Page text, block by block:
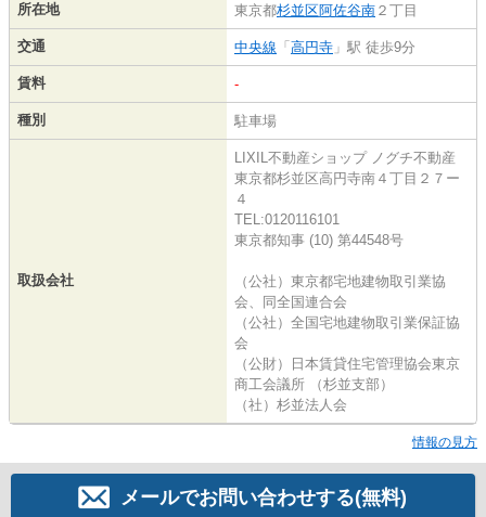
所在地 東京都杉並区阿佐谷南 ２丁目
交通 中央線 「 高円寺 」駅 徒歩9分
賃料 -
種別 駐車場
取扱会社
LIXIL不動産ショップ ノグチ不動産
東京都杉並区高円寺南４丁目２７ー
４
TEL:0120116101
東京都知事 (10) 第44548号
（公社）東京都宅地建物取引業協
会、同全国連合会
（公社）全国宅地建物取引業保証協
会
（公財）日本賃貸住宅管理協会東京
商工会議所 （杉並支部）
（社）杉並法人会
情報の見方
メールでお問い合わせする(無料)